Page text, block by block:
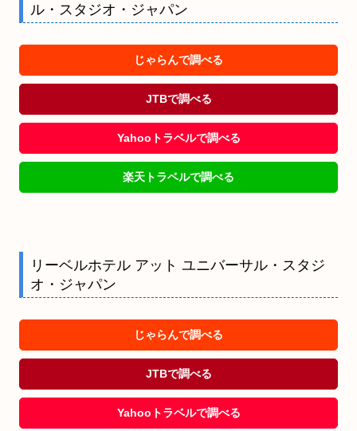
ル・スタジオ・ジャパン
じゃらんで調べる
JTBで調べる
Yahooトラベルで調べる
楽天トラベルで調べる
リーベルホテル アット ユニバーサル・スタジ
オ・ジャパン
じゃらんで調べる
JTBで調べる
Yahooトラベルで調べる